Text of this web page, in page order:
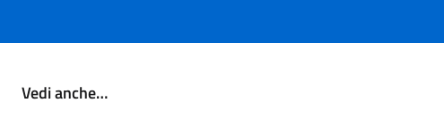
Vedi anche…